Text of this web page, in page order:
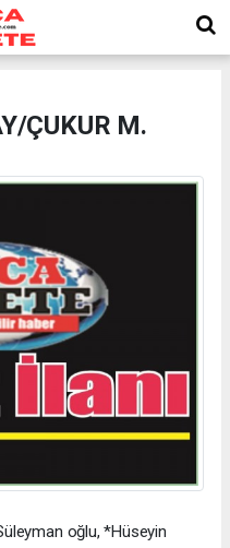
ÇUKUR M.
oğlu, *Hüseyin